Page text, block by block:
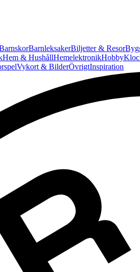
BarnleksakerBiljetter & Resor
Hem & HushållHemelektronikHobby
Vykort & BilderÖvrigtInspiration